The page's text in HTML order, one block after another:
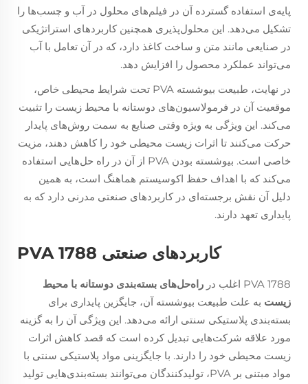
پایه‌ی استفاده گسترده آن در فیلم‌های محلول در آب و چسب‌ها را
تشکیل می‌دهد. این محلول‌پذیری همچنین کاربردهای استراتژیکی
در صنایعی مانند متن و ساخت کاغذ دارد، که در آن تعامل با آب
می‌تواند عملکرد محصول را افزایش دهد.
در نهایت، طبیعت بیوشسته PVA تحت شرایط محیطی خاص،
موقعیت آن در فرمولاسیون‌های دوستانه با محیط زیست را تثبیت
می‌کند. این ویژگی به ویژه وقتی صنایع به سمت روش‌های پایدار
حرکت می‌کنند تا اثرات زیست محیطی خود را کاهش دهند، مزیت
خاصی است. بیوشسته بودن PVA از آن در راه حل‌هایی استفاده
می‌کند که با اهداف حفظ اکوسیستم هماهنگ است، به همین
دلیل آن نقش برجسته‌ای در کاربردهای صنعتی مدرنی دارد که به
پایداری تعهد دارند.
کاربردهای صنعتی PVA 1788
PVA 1788 اغلب در
راه‌حل‌های بسته‌بندی دوستانه با محیط
زیست به علت طبیعت بیوشسته آن، جایگزین پایداری برای
بسته‌بندی پلاستیکی سنتی ارائه می‌دهد. این ویژگی آن را به گزینه
مورد علاقه شرکت‌هایی تبدیل کرده است که قصد کاهش اثرات
زیست محیطی خود را دارند. با جایگزینی مواد پلاستیکی سنتی با
مواد مبتنی بر PVA، تولیدکنندگان می‌توانند بسته‌بندی‌هایی تولید